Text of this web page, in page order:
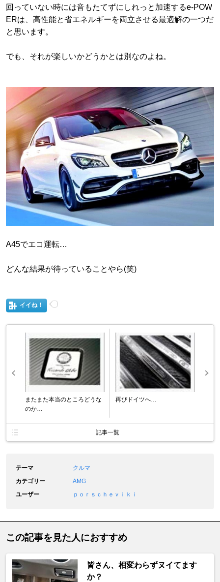
回っていない時には音もたてずにしれっと加速するe-POW
ERは、高性能と省エネルギーを両立させる最適解の一つだ
と思います。
でも、それが楽しいかどうかとは別なのよね。
A45でエコ運転…
どんな結果が待っていることやら(笑)
イイね！
またまた本当のところどうな
のか…
再びドイツへ…
記事一覧
テーマ
クルマ
カテゴリー
AMG
ユーザー
ｐｏｒｓｃｈｅｖｉｋｉ
この記事を見た人におすすめ
皆さん、相変わらずヌイてます
か？